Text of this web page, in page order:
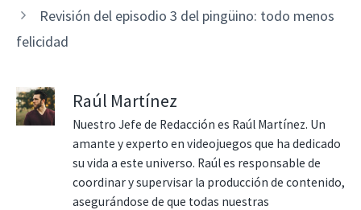
Revisión del episodio 3 del pingüino: todo menos
felicidad
Raúl Martínez
Nuestro Jefe de Redacción es Raúl Martínez. Un
amante y experto en videojuegos que ha dedicado
su vida a este universo. Raúl es responsable de
coordinar y supervisar la producción de contenido,
asegurándose de que todas nuestras